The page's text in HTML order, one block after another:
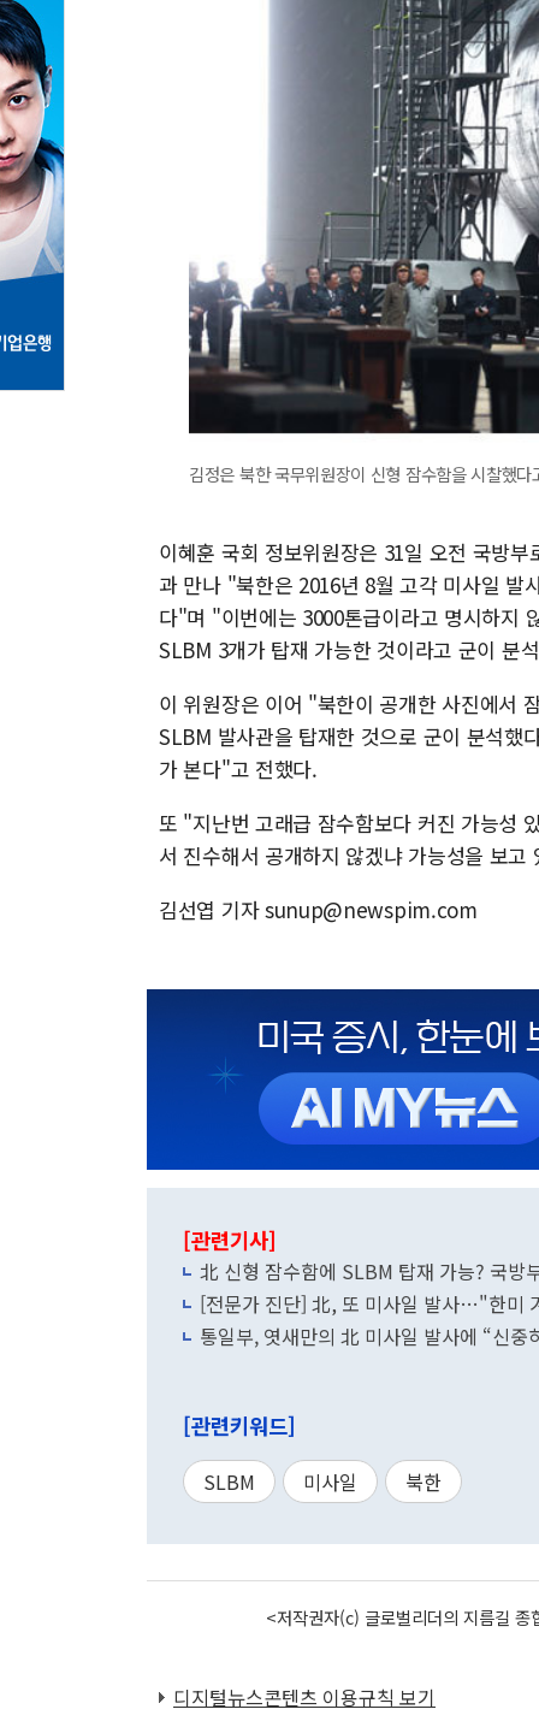
김정은 북한 국무위원장이 신형 잠수함을 시찰했
이혜훈 국회 정보위원장은 31일 오전 국방
과 만나 "북한은 2016년 8월 고각 미사일 발
다"며 "이번에는 3000톤급이라고 명시하지
SLBM 3개가 탑재 가능한 것이라고 군이 분
이 위원장은 이어 "북한이 공개한 사진에서
SLBM 발사관을 탑재한 것으로 군이 분석
가 본다"고 전했다.
또 "지난번 고래급 잠수함보다 커진 가능성
서 진수해서 공개하지 않겠냐 가능성을 보고
김선엽 기자 sunup@newspim.com
[관련기사]
北 신형 잠수함에 SLBM 탑재 가능? 국방
[전문가 진단] 北, 또 미사일 발사…"한미
통일부, 엿새만의 北 미사일 발사에 “신중
[관련키워드]
SLBM 미사일 북한
<저작권자(c) 글로벌리더의 지름길
디지털뉴스콘텐츠 이용규칙 보기